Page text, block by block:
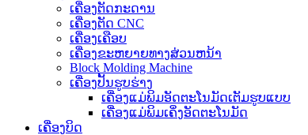
ເຄື່ອງຕັດກະດານ
ເຄື່ອງຕັດ CNC
ເຄື່ອງເຄືອບ
ເຄື່ອງຂະຫຍາຍທາງສ່ວນຫນ້າ
Block Molding Machine
ເຄື່ອງປັ້ນຮູບຮ່າງ
ເຄື່ອງແມ່ພິມອັດຕະໂນມັດເຕັມຮູບແບບ
ເຄື່ອງແມ່ພິມເຄິ່ງອັດຕະໂນມັດ
ເຄື່ອງບິດ